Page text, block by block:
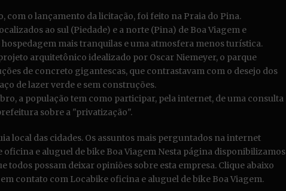
com o lançamento da licitação, foi feito na Praia do Pina.
ao sul (Piedade) e a norte (Pina) de Boa Viagem e
mais tranquilas e uma atmosfera menos turística.
arquitetônico idealizado por Oscar Niemeyer, o parque
de concreto gigantescas, que contrastavam com o desejo dos
de lazer verde e sem construções.
a população tem como participar, pela internet, de uma consulta
sobre a "privatização".
local das cidades. Os assuntos mais perguntados na internet
oficina e aluguel de bike Boa Viagem Nesta página disponibilizamos
todos possam deixar opiniões sobre esta empresa. Clique abaixo
contato com Locabike oficina e aluguel de bike Boa Viagem.